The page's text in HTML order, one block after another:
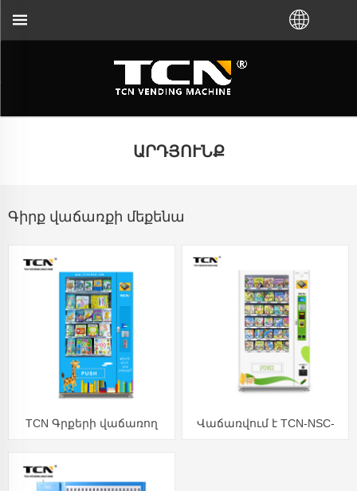
ԱՐԴՅՈՒՆՔ
Գիրք վաճառքի մեքենա
TCN Գրքերի վաճառող
Վաճառվում է TCN-NSC-
մեքենաների ուղղորդման և